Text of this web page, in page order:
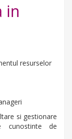
in
resurselor
si gestionare
cunostinte de